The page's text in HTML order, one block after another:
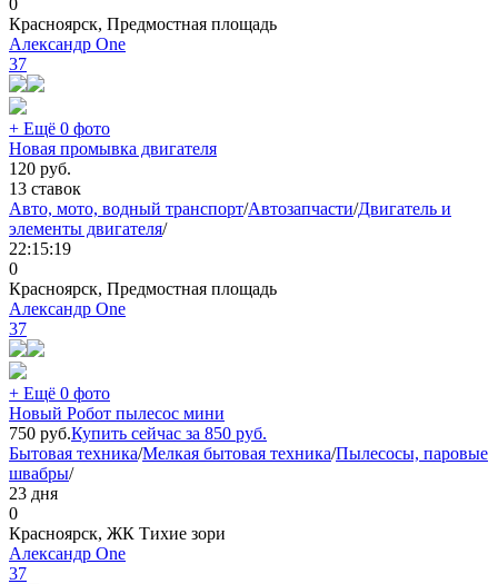
0
Красноярск, Предмостная площадь
Александр One
37
+ Ещё 0 фото
Новая промывка двигателя
120 руб.
13 ставок
Авто, мото, водный транспорт/Автозапчасти/Двигатель и
элементы двигателя/
22:15:19
0
Красноярск, Предмостная площадь
Александр One
37
+ Ещё 0 фото
Новый Робот пылесос мини
750 руб.Купить сейчас за 850 руб.
Бытовая техника/Мелкая бытовая техника/Пылесосы, паровые
швабры/
23 дня
0
Красноярск, ЖК Тихие зори
Александр One
37